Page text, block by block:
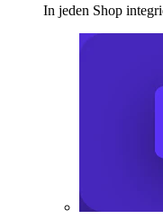
In jeden Shop